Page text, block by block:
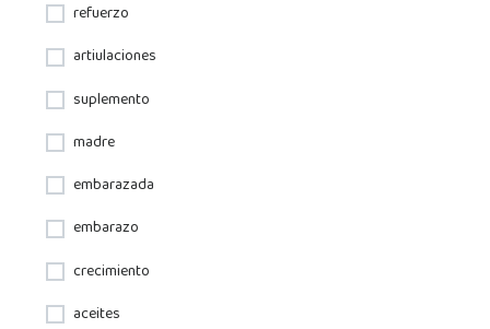
refuerzo
artiulaciones
suplemento
madre
embarazada
embarazo
crecimiento
aceites